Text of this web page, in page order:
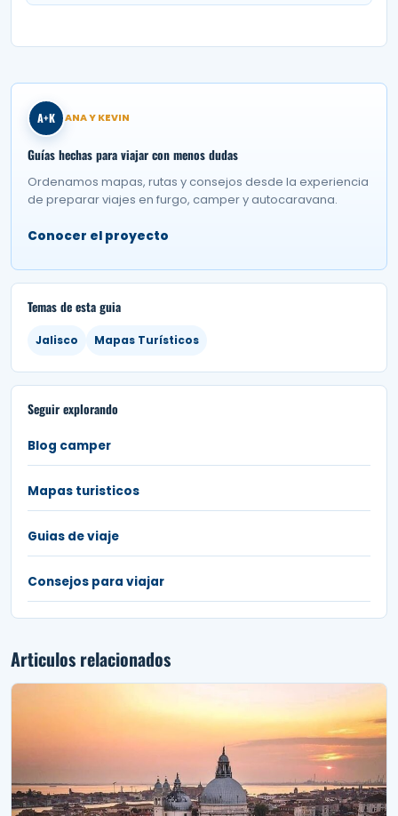
A+K ANA Y KEVIN
Guías hechas para viajar con menos dudas
Ordenamos mapas, rutas y consejos desde la experiencia
de preparar viajes en furgo, camper y autocaravana.
Conocer el proyecto
Temas de esta guia
Jalisco Mapas Turísticos
Seguir explorando
Blog camper
Mapas turisticos
Guias de viaje
Consejos para viajar
Articulos relacionados